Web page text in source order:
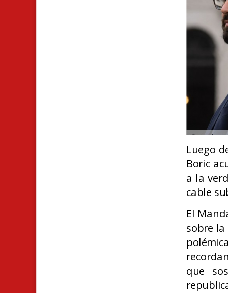
Luego
Boric
a la
cable
El
sobre
que